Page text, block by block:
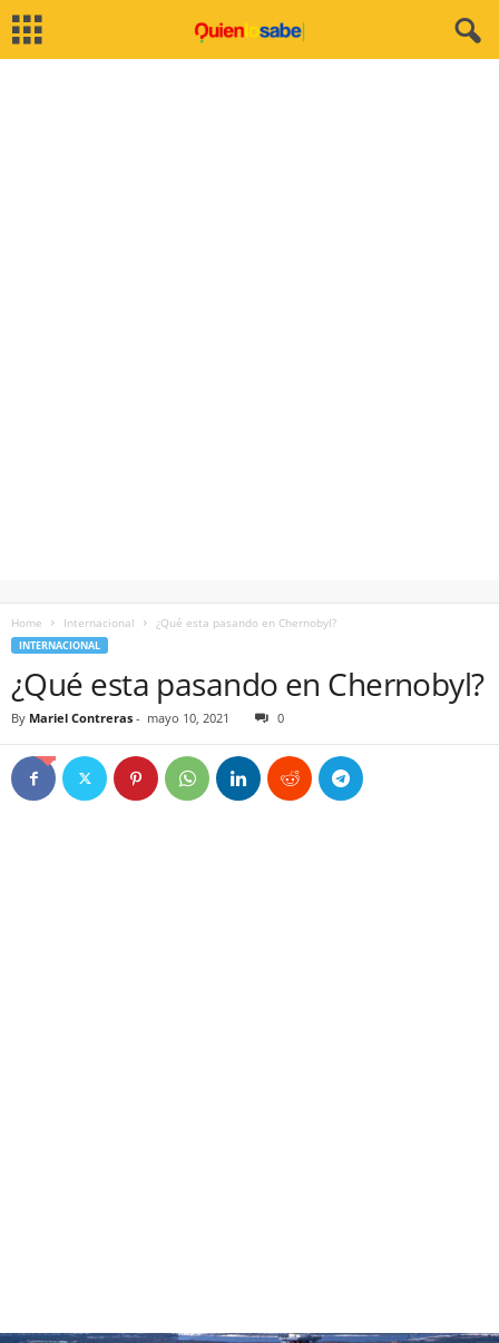
Home Internacional ¿Qué esta pasando en Chernobyl?
INTERNACIONAL
¿Qué esta pasando en Chernobyl?
By Mariel Contreras - mayo 10, 2021 0